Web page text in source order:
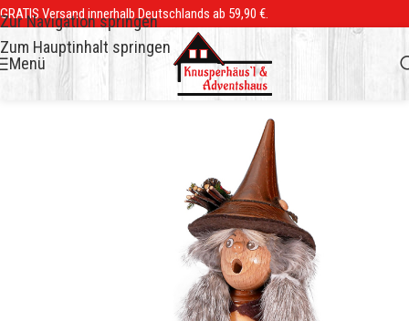
Zur Navigation springen
Zum Hauptinhalt springen
GRATIS Versand innerhalb Deutschlands ab 59,90 €.
Menü